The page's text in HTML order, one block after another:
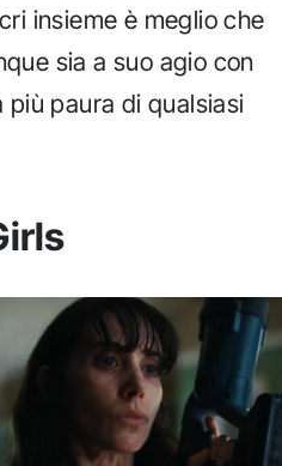
insieme è meglio che
sia a suo agio con
paura di qualsiasi